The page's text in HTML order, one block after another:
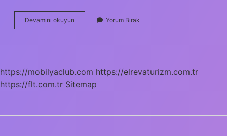
Devamını okuyun
Günler
Yorum Bırak
https://mobilyaclub.com https://elrevaturizm.com.tr
https://flt.com.tr Sitemap